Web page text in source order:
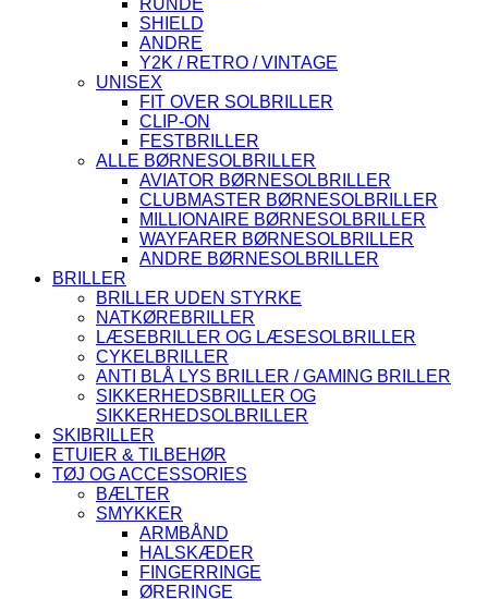
SHIELD
ANDRE
Y2K / RETRO / VINTAGE
UNISEX
FIT OVER SOLBRILLER
CLIP-ON
FESTBRILLER
ALLE BØRNESOLBRILLER
AVIATOR BØRNESOLBRILLER
CLUBMASTER BØRNESOLBRILLER
MILLIONAIRE BØRNESOLBRILLER
WAYFARER BØRNESOLBRILLER
ANDRE BØRNESOLBRILLER
BRILLER
BRILLER UDEN STYRKE
NATKØREBRILLER
LÆSEBRILLER OG LÆSESOLBRILLER
CYKELBRILLER
ANTI BLÅ LYS BRILLER / GAMING BRILLER
SIKKERHEDSBRILLER OG
SIKKERHEDSOLBRILLER
SKIBRILLER
ETUIER & TILBEHØR
TØJ OG ACCESSORIES
BÆLTER
SMYKKER
ARMBÅND
HALSKÆDER
FINGERRINGE
ØRERINGE